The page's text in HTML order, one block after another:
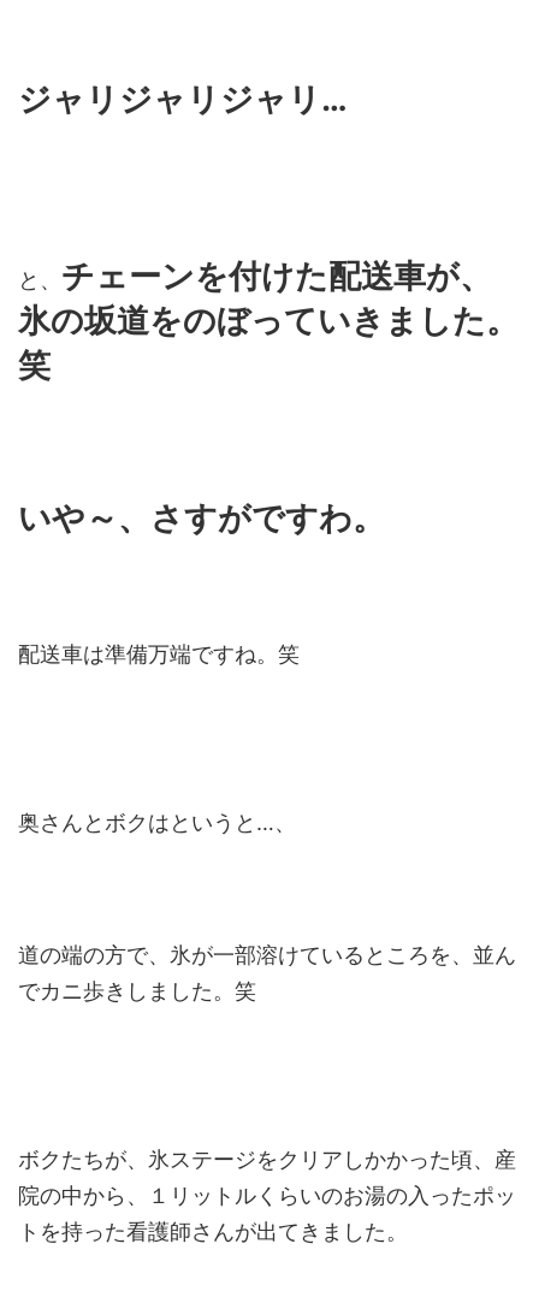
ジャリジャリジャリ…
と、 チェーンを付けた配送車が、
氷の坂道をのぼっていきました。
笑
いや～、さすがですわ。
配送車は準備万端ですね。笑
奥さんとボクはというと…、
道の端の方で、氷が一部溶けているところを、並ん
でカニ歩きしました。笑
ボクたちが、氷ステージをクリアしかかった頃、産
院の中から、１リットルくらいのお湯の入ったポッ
トを持った看護師さんが出てきました。